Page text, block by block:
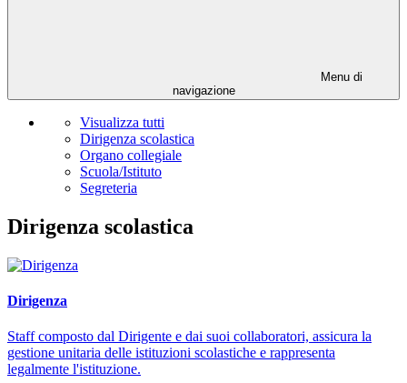
Menu di
navigazione
Visualizza tutti
Dirigenza scolastica
Organo collegiale
Scuola/Istituto
Segreteria
Dirigenza scolastica
Dirigenza
Staff composto dal Dirigente e dai suoi collaboratori, assicura la
gestione unitaria delle istituzioni scolastiche e rappresenta
legalmente l'istituzione.